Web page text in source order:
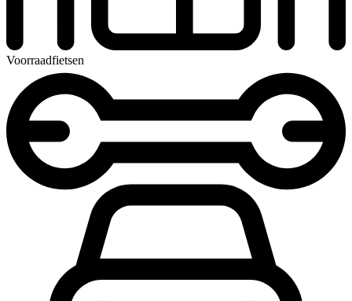
Voorraadfietsen